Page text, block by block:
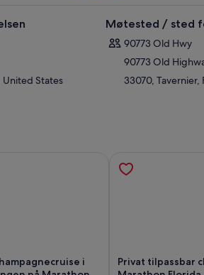
United States
Møtested / sted
90773 Old Hwy
90773 Old
33070,
i
Privat tilpassbar